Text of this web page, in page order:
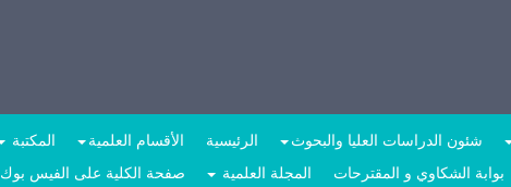
شئون الدراسات العليا والبحوث الرئيسية الأقسام العلمية المكتبة
بوابة الشكاوي و المقترحات المجلة العلمية صفحة الكلية على الفيس بوك